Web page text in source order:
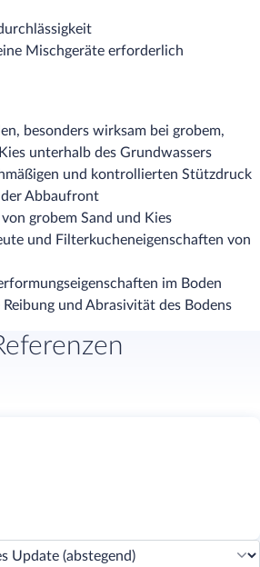
Mischgeräte erforderlich
besonders wirksam bei grobem,
unterhalb des Grundwassers
und kontrollierten Stützdruck
Abbaufront
grobem Sand und Kies
und Filterkucheneigenschaften von
im Boden
und Abrasivität des Bodens​